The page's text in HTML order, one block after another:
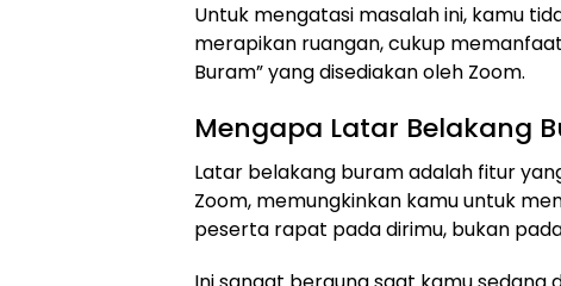
Untuk mengatasi masalah ini, kamu
merapikan ruangan, cukup
Buram” yang disediakan oleh Zoom.
Mengapa Latar Belakang
Latar belakang buram adalah fitur
Zoom, memungkinkan kamu untuk
peserta rapat pada dirimu, bukan